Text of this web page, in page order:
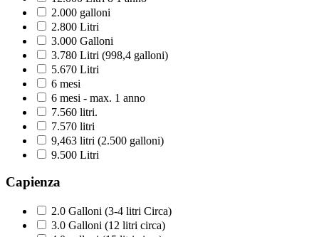
2.000 galloni
2.800 Litri
3.000 Galloni
3.780 Litri (998,4 galloni)
5.670 Litri
6 mesi
6 mesi - max. 1 anno
7.560 litri.
7.570 litri
9,463 litri (2.500 galloni)
9.500 Litri
Capienza
2.0 Galloni (3-4 litri Circa)
3.0 Galloni (12 litri circa)